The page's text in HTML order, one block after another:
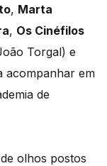
, Marta
, Os Cinéfilos
Torgal) e
acompanhar em
de
olhos postos